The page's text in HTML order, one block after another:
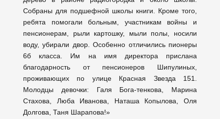
Собраны для подшефной школы книги. Кроме того,
ребята помогали больным, участникам войны и
пенсионерам, рыли картошку, мыли полы, носили
воду, убирали двор. Особенно отличились пионеры
6б класса. Им на имя директора прислана
благодарность от пенсионеров Шипулиных,
проживающих по улице Красная Звезда 151.
Молодцы девочки: Галя Бога-тенкова, Марина
Стахова, Люба Иванова, Наташа Копылова, Оля
Долгова, Таня Шарапова!»